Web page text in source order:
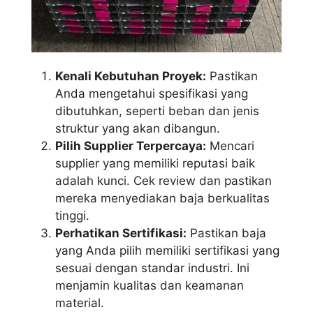
Kenali Kebutuhan Proyek: Pastikan
Anda mengetahui spesifikasi yang
dibutuhkan, seperti beban dan jenis
struktur yang akan dibangun.
Pilih Supplier Terpercaya: Mencari
supplier yang memiliki reputasi baik
adalah kunci. Cek review dan pastikan
mereka menyediakan baja berkualitas
tinggi.
Perhatikan Sertifikasi: Pastikan baja
yang Anda pilih memiliki sertifikasi yang
sesuai dengan standar industri. Ini
menjamin kualitas dan keamanan
material.